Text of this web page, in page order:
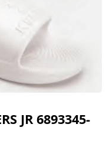
JR 6893345-